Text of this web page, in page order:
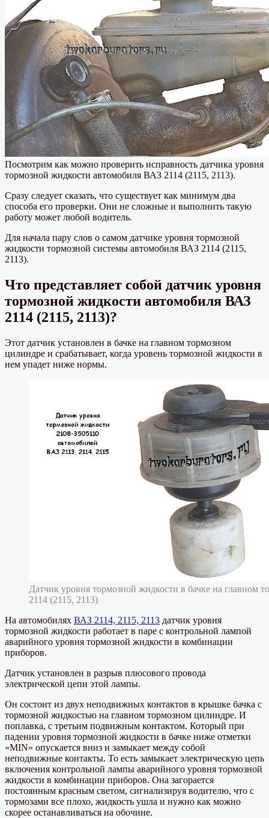
Посмотрим как можно проверить исправность датчика уровня
тормозной жидкости автомобиля ВАЗ 2114 (2115, 2113).
Сразу следует сказать, что существует как минимум два
способа его проверки. Они не сложные и выполнить такую
работу может любой водитель.
Для начала пару слов о самом датчике уровня тормозной
жидкости тормозной системы автомобиля ВАЗ 2114 (2115,
2113).
Что представляет собой датчик уровня
тормозной жидкости автомобиля ВАЗ
2114 (2115, 2113)?
Этот датчик установлен в бачке на главном тормозном
цилиндре и срабатывает, когда уровень тормозной жидкости в
нем упадет ниже нормы.
Датчик уровня тормозной жидкости в бачке на главном
2114 (2115, 2113)
На автомобилях ВАЗ 2114, 2115, 2113 датчик уровня
тормозной жидкости работает в паре с контрольной лампой
аварийного уровня тормозной жидкости в комбинации
приборов.
Датчик установлен в разрыв плюсового провода
электрической цепи этой лампы.
Он состоит из двух неподвижных контактов в крышке бачка с
тормозной жидкостью на главном тормозном цилиндре. И
поплавка, с третьим подвижным контактом. Который при
падении уровня тормозной жидкости в бачке ниже отметки
«MIN» опускается вниз и замыкает между собой
неподвижные контакты. То есть замыкает электрическую цепь
включения контрольной лампы аварийного уровня тормозной
жидкости в комбинации приборов. Она загорается
постоянным красным светом, сигнализируя водителю, что с
тормозами все плохо, жидкость ушла и нужно как можно
скорее останавливаться на обочине.